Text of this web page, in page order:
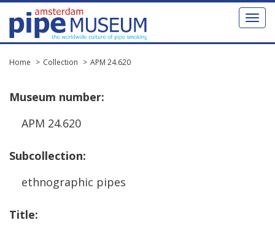
Toggle
Home Collection APM 24.620
Museum number:
APM 24.620
Subcollection:
ethnographic pipes
Title: